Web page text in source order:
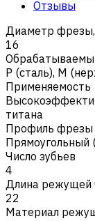
Отзывы
Диаметр
16
Р (сталь), M
Применяемость
титана
Профиль фрезы
Прямоугольный
Число зубьев
4
Длина режущей
22
Материал